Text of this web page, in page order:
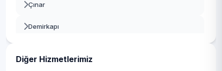
Beyoğlu
Büyükçekmece
Çınar
Demirkapı
Diğer Hizmetlerimiz